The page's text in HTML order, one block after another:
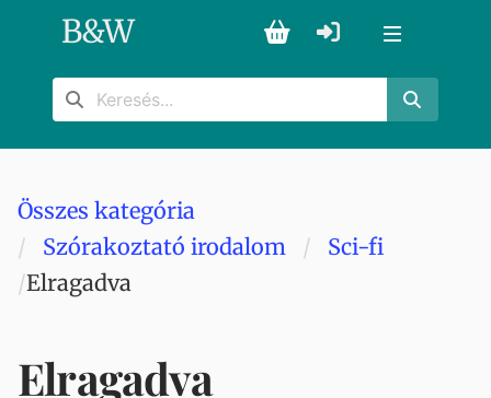
B&W
Összes kategória
Szórakoztató irodalom
Sci-fi
Elragadva
Elragadva